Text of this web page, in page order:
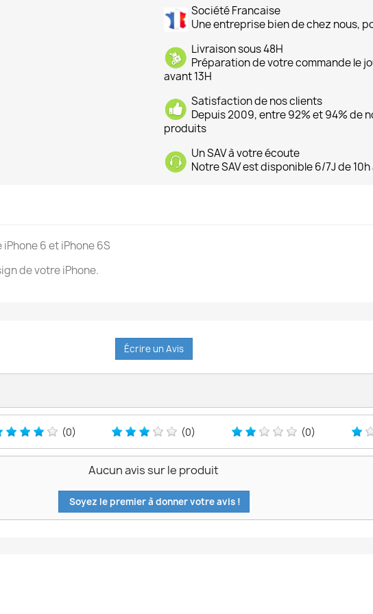
Société Francaise
Une entreprise bien de chez nous,
Livraison sous 48H
Préparation de votre commande le
avant 13H
Satisfaction de nos clients
Depuis 2009, entre 92% et 94% de
produits
Un SAV à votre écoute
Notre SAV est disponible 6/7J de 10h
6 et iPhone 6S
de votre iPhone.
Écrire un Avis
(0) (0) (0)
Aucun avis sur le produit
Soyez le premier à donner votre avis !